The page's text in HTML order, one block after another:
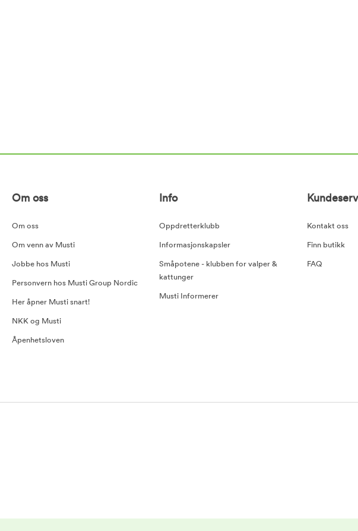
Om oss
Om oss
Om venn av Musti
Jobbe hos Musti
Personvern hos Musti Group Nordic
Her åpner Musti snart!
NKK og Musti
Åpenhetsloven
Info
Oppdretterklubb
Informasjonskapsler
Småpotene - klubben for valper &
kattunger
Musti Informerer
Kontakt oss
Finn butikk
FAQ